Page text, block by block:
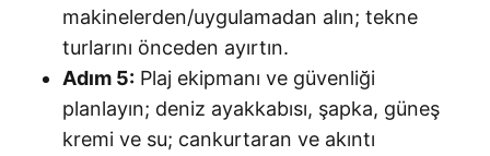
makinelerden/uygulamadan alın; tekne
turlarını önceden ayırtın.
Adım 5: Plaj ekipmanı ve güvenliği
planlayın; deniz ayakkabısı, şapka, güneş
kremi ve su; cankurtaran ve akıntı